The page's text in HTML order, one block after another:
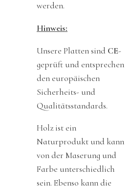
werden.
Hinweis:
Unsere Platten sind CE-
geprüft und entsprechen
den europäischen
Sicherheits- und
Qualitätsstandards.
Holz ist ein
Naturprodukt und kann
von der Maserung und
Farbe unterschiedlich
sein. Ebenso kann die